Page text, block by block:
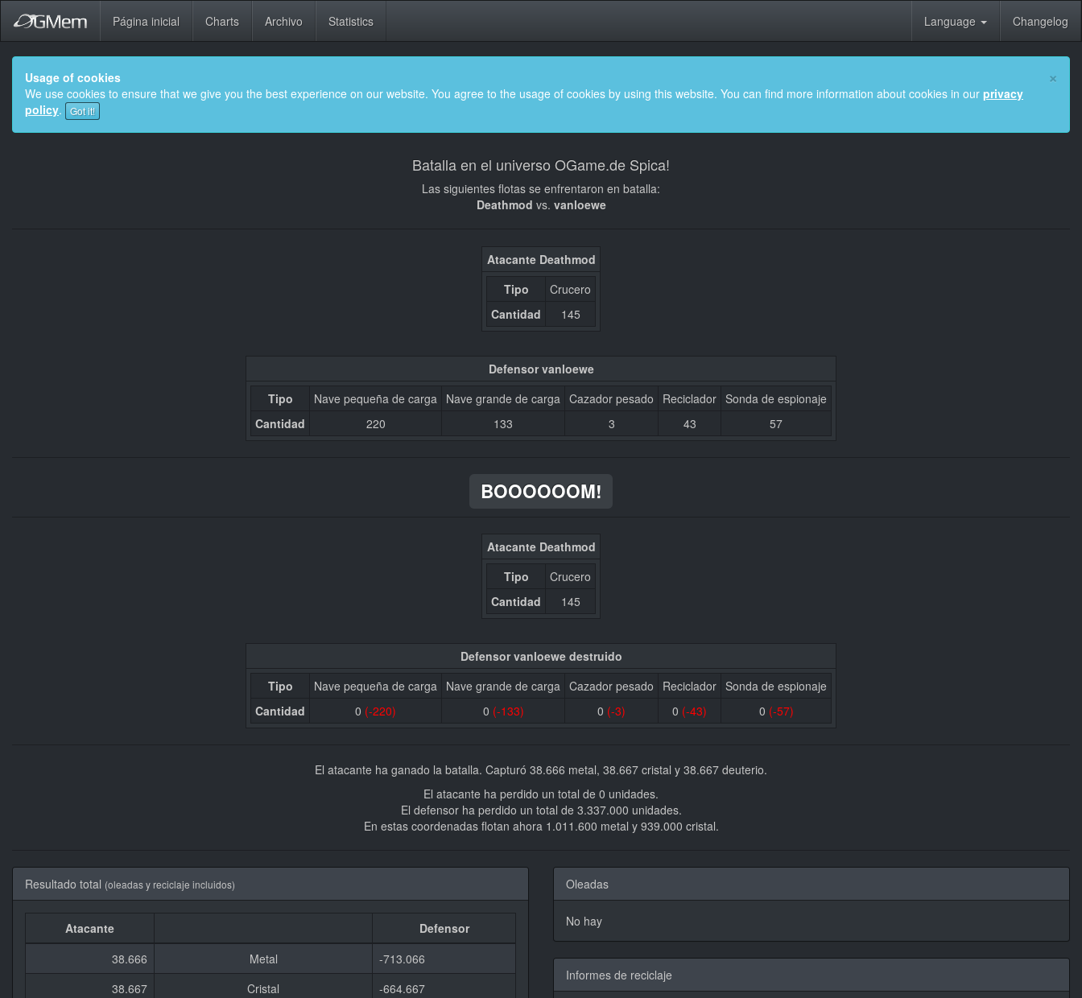
Página inicial Charts Archivo Statistics Language Changelog
×
Usage of cookies
We use cookies to ensure that we give you the best experience on our website. You agree to the usage of cookies by using this website. You can find more information about cookies in our privacy
policy. Got it!
Batalla en el universo OGame.de Spica!
Las siguientes flotas se enfrentaron en batalla:
Deathmod vs. vanloewe
Atacante Deathmod
Tipo
Crucero
Cantidad
145
Defensor vanloewe
Tipo
Nave pequeña de carga Nave grande de carga Cazador pesado Reciclador Sonda de espionaje
Cantidad
220 133 3 43 57
BOOOOOOM!
Atacante Deathmod
Tipo
Crucero
Cantidad
145
Defensor vanloewe destruido
Tipo
Nave pequeña de carga Nave grande de carga Cazador pesado Reciclador Sonda de espionaje
Cantidad
0 (-220) 0 (-133) 0 (-3) 0 (-43) 0 (-57)
El atacante ha ganado la batalla. Capturó 38.666 metal, 38.667 cristal y 38.667 deuterio.
El atacante ha perdido un total de 0 unidades.
El defensor ha perdido un total de 3.337.000 unidades.
En estas coordenadas flotan ahora 1.011.600 metal y 939.000 cristal.
Resultado total (oleadas y reciclaje incluidos)
Atacante
Defensor
38.666
Metal
-713.066
38.667
Cristal
-664.667
Oleadas
No hay
Informes de reciclaje